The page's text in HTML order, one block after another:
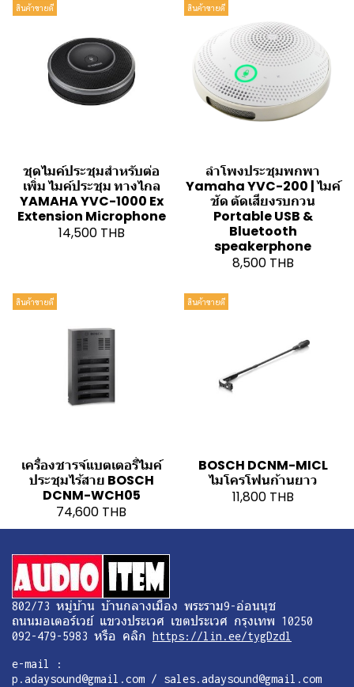
สินค้าขายดี
ชุดไมค์ประชุมสำหรับต่อ
เพิ่ม ไมค์ประชุม ทางไกล
YAMAHA YVC-1000 Ex
Extension Microphone
14,500 THB
สินค้าขายดี
ลำโพงประชุมพกพา
Yamaha YVC-200 | ไมค์
ชัด ตัดเสียงรบกวน
Portable USB &
Bluetooth
speakerphone
8,500 THB
สินค้าขายดี
เครื่องชารจ์แบตเตอรี่ไมค์
ประชุมไร้สาย BOSCH
DCNM-WCH05
74,600 THB
สินค้าขายดี
BOSCH DCNM-MICL
ไมโครโฟนก้านยาว
11,800 THB
802/73 หมู่บ้าน บ้านกลางเมือง พระราม9-อ่อนนุช
ถนนมอเตอร์เวย์ แขวงประเวศ เขตประเวศ กรุงเทพ 10250
092-479-5983 หรือ คลิก https://lin.ee/tygDzdl
e-mail :
p.adaysound@gmail.com / sales.adaysound@gmail.com